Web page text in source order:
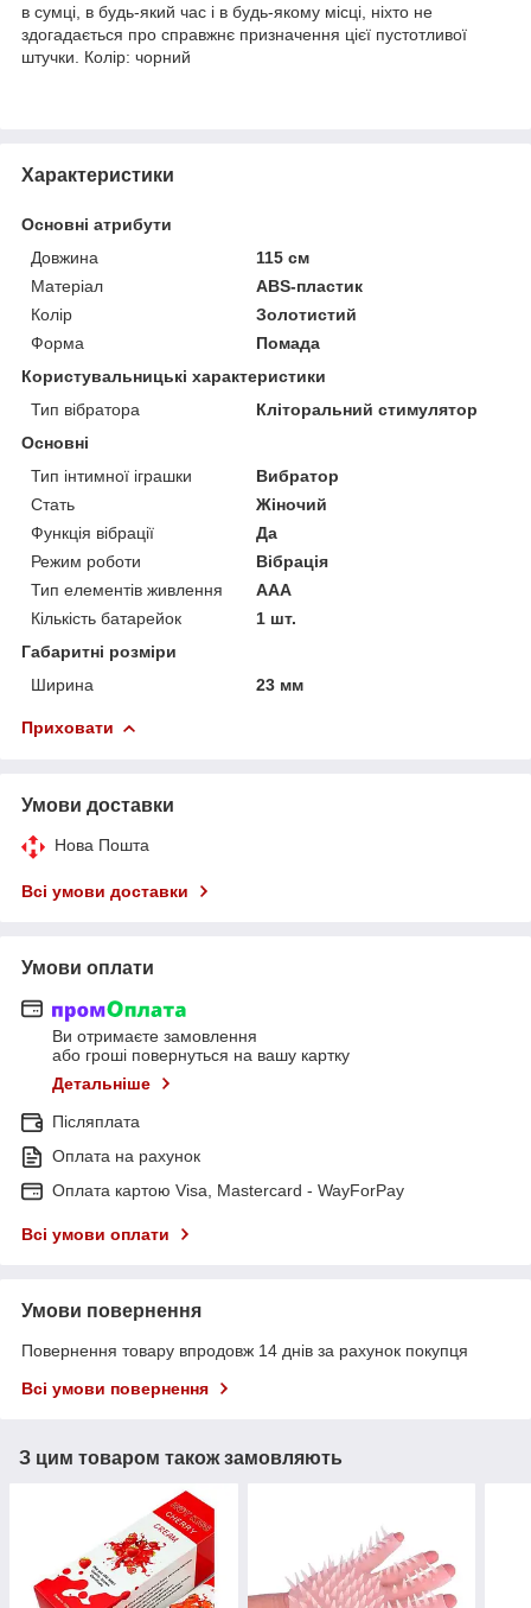
в сумці, в будь-який час і в будь-якому місці, ніхто не
здогадається про справжнє призначення цієї пустотливої
штучки. Колір: чорний
Характеристики
Основні атрибути
Довжина
115 см
Матеріал
ABS-пластик
Колір
Золотистий
Форма
Помада
Користувальницькі характеристики
Тип вібратора
Кліторальний стимулятор
Основні
Тип інтимної іграшки
Вибратор
Стать
Жіночий
Функція вібрації
Да
Режим роботи
Вібрація
Тип елементів живлення
AAA
Кількість батарейок
1 шт.
Габаритні розміри
Ширина
23 мм
Приховати
Умови доставки
Нова Пошта
Всі умови доставки
Умови оплати
Ви отримаєте замовлення
або гроші повернуться на вашу картку
Детальніше
Післяплата
Оплата на рахунок
Оплата картою Visa, Mastercard - WayForPay
Всі умови оплати
Умови повернення
Повернення товару впродовж 14 днів за рахунок покупця
Всі умови повернення
З цим товаром також замовляють